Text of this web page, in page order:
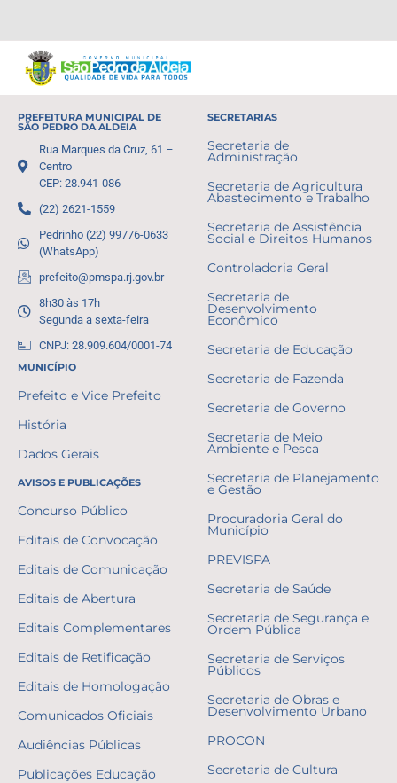
PREFEITURA MUNICIPAL DE
SÃO PEDRO DA ALDEIA
Rua Marques da Cruz, 61 –
Centro
CEP: 28.941-086
(22) 2621-1559
Pedrinho (22) 99776-0633
(WhatsApp)
prefeito@pmspa.rj.gov.br
8h30 às 17h
Segunda a sexta-feira
CNPJ: 28.909.604/0001-74
MUNICÍPIO
Prefeito e Vice Prefeito
História
Dados Gerais
AVISOS E PUBLICAÇÕES
Concurso Público
Editais de Convocação
Editais de Comunicação
Editais de Abertura
Editais Complementares
Editais de Retificação
Editais de Homologação
Comunicados Oficiais
Audiências Públicas
Publicações Educação
SECRETARIAS
Secretaria de
Administração
Secretaria de Agricultura
Abastecimento e Trabalho
Secretaria de Assistência
Social e Direitos Humanos
Controladoria Geral
Secretaria de
Desenvolvimento
Econômico
Secretaria de Educação
Secretaria de Fazenda
Secretaria de Governo
Secretaria de Meio
Ambiente e Pesca
Secretaria de Planejamento
e Gestão
Procuradoria Geral do
Município
PREVISPA
Secretaria de Saúde
Secretaria de Segurança e
Ordem Pública
Secretaria de Serviços
Públicos
Secretaria de Obras e
Desenvolvimento Urbano
PROCON
Secretaria de Cultura